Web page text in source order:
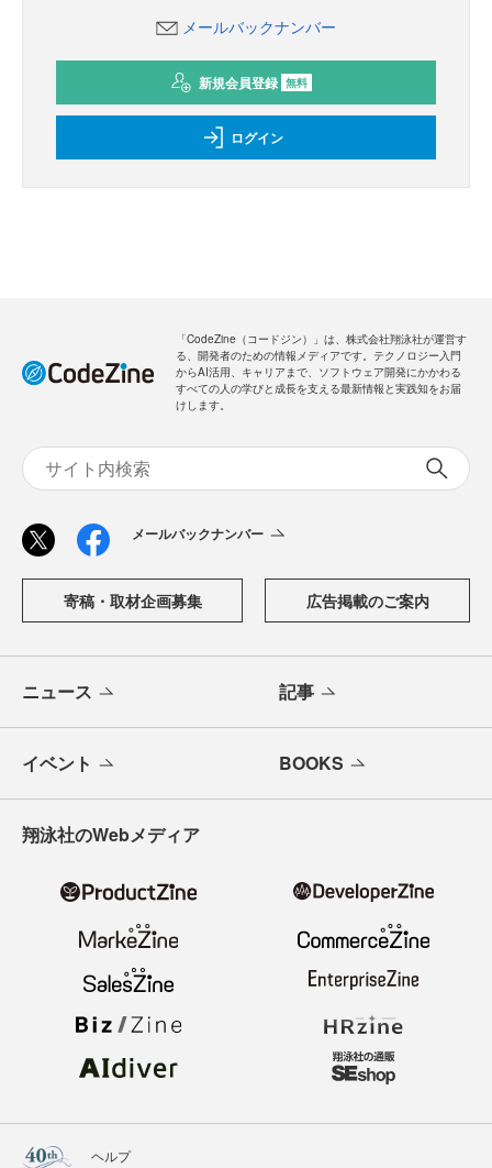
メールバックナンバー
新規会員登録 無料
ログイン
「CodeZine（コードジン）」は、株式会社翔泳社が運営す
る、開発者のための情報メディアです。テクノロジー入門
からAI活用、キャリアまで、ソフトウェア開発にかかわる
すべての人の学びと成長を支える最新情報と実践知をお届
けします。
メールバックナンバー
寄稿・取材企画募集 広告掲載のご案内
ニュース 記事
イベント BOOKS
翔泳社のWebメディア
ヘルプ